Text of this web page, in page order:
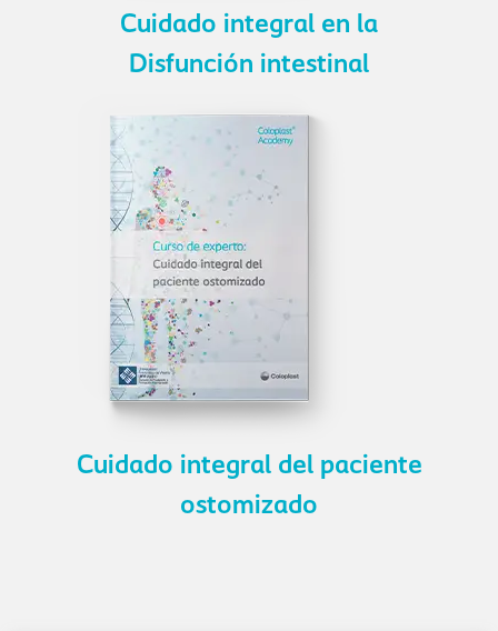
Cuidado integral en la
Disfunción intestinal
Cuidado integral del paciente
ostomizado